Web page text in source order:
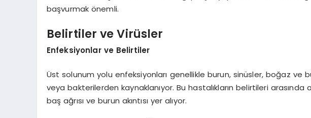
başvurmak önemli.
Belirtiler ve Virüsler
Enfeksiyonlar ve Belirtiler
Üst solunum yolu enfeksiyonları genellikle burun, sinüsler, boğaz ve
veya bakterilerden kaynaklanıyor. Bu hastalıkların belirtileri arasında
baş ağrısı ve burun akıntısı yer alıyor.